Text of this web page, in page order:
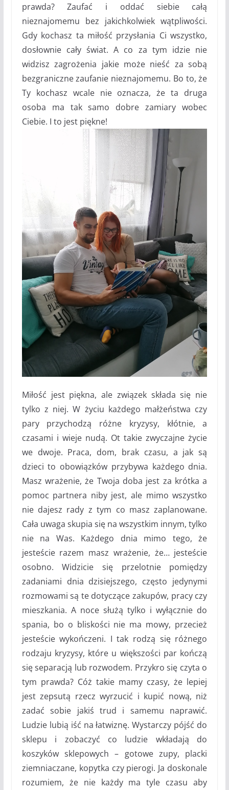
prawda? Zaufać i oddać siebie całą
nieznajomemu bez jakichkolwiek wątpliwości.
Gdy kochasz ta miłość przysłania Ci wszystko,
dosłownie cały świat. A co za tym idzie nie
widzisz zagrożenia jakie może nieść za sobą
bezgraniczne zaufanie nieznajomemu. Bo to, że
Ty kochasz wcale nie oznacza, że ta druga
osoba ma tak samo dobre zamiary wobec
Ciebie. I to jest piękne!
Miłość jest piękna, ale związek składa się nie
tylko z niej. W życiu każdego małżeństwa czy
pary przychodzą różne kryzysy, kłótnie, a
czasami i wieje nudą. Ot takie zwyczajne życie
we dwoje. Praca, dom, brak czasu, a jak są
dzieci to obowiązków przybywa każdego dnia.
Masz wrażenie, że Twoja doba jest za krótka a
pomoc partnera niby jest, ale mimo wszystko
nie dajesz rady z tym co masz zaplanowane.
Cała uwaga skupia się na wszystkim innym, tylko
nie na Was. Każdego dnia mimo tego, że
jesteście razem masz wrażenie, że… jesteście
osobno. Widzicie się przelotnie pomiędzy
zadaniami dnia dzisiejszego, często jedynymi
rozmowami są te dotyczące zakupów, pracy czy
mieszkania. A noce służą tylko i wyłącznie do
spania, bo o bliskości nie ma mowy, przecież
jesteście wykończeni. I tak rodzą się różnego
rodzaju kryzysy, które u większości par kończą
się separacją lub rozwodem. Przykro się czyta o
tym prawda? Cóż takie mamy czasy, że lepiej
jest zepsutą rzecz wyrzucić i kupić nową, niż
zadać sobie jakiś trud i samemu naprawić.
Ludzie lubią iść na łatwiznę. Wystarczy pójść do
sklepu i zobaczyć co ludzie wkładają do
koszyków sklepowych – gotowe zupy, placki
ziemniaczane, kopytka czy pierogi. Ja doskonale
rozumiem, że nie każdy ma tyle czasu aby